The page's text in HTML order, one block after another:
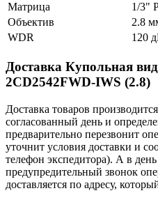
Матрица
1/3"
Объектив
2.8
WDR
120
Доставка Купольная
2CD2542FWD-IWS (2.8)
Доставка товаров
согласованный день и
предварительно перезвонит
уточнит условия доставки и
телефон экспедитора). А в
предупредительный звонок
доставляется по адресу,